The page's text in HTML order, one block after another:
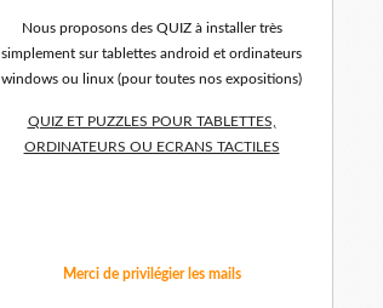
Nous proposons des QUIZ à installer très
simplement sur tablettes android et ordinateurs
windows ou linux (pour toutes nos expositions)
QUIZ ET PUZZLES POUR TABLETTES,
ORDINATEURS OU ECRANS TACTILES
Merci de privilégier les mails